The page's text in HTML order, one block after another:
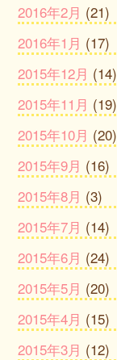
2016年2月 (21)
2016年1月 (17)
2015年12月 (14)
2015年11月 (19)
2015年10月 (20)
2015年9月 (16)
2015年8月 (3)
2015年7月 (14)
2015年6月 (24)
2015年5月 (20)
2015年4月 (15)
2015年3月 (12)